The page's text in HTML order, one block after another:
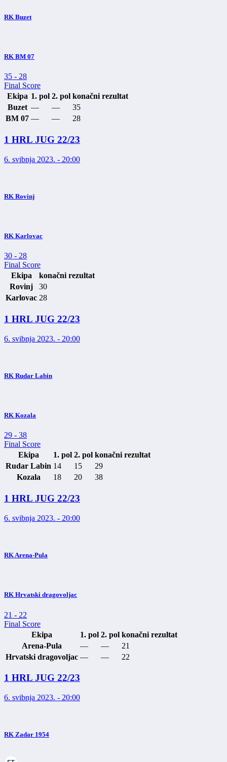
RK Buzet
RK BM 07
35 - 28
Final Score
Ekipa 1. pol 2. pol konačni rezultat
Buzet — —
35
BM 07 — — 28
1 HRL JUG 22/23
6. svibnja 2023. - 20:00
RK Rovinj
RK Karlovac
30 - 28
Final Score
Ekipa
konačni rezultat
Rovinj
30
Karlovac 28
1 HRL JUG 22/23
6. svibnja 2023. - 20:00
RK Rudar Labin
RK Kozala
29 - 38
Final Score
Ekipa
1. pol 2. pol konačni rezultat
Rudar Labin 14 15
29
Kozala
18 20 38
1 HRL JUG 22/23
6. svibnja 2023. - 20:00
RK Arena-Pula
RK Hrvatski dragovoljac
21 - 22
Final Score
Ekipa
1. pol 2. pol konačni rezultat
Arena-Pula
— —
21
Hrvatski dragovoljac — — 22
1 HRL JUG 22/23
6. svibnja 2023. - 20:00
RK Zadar 1954